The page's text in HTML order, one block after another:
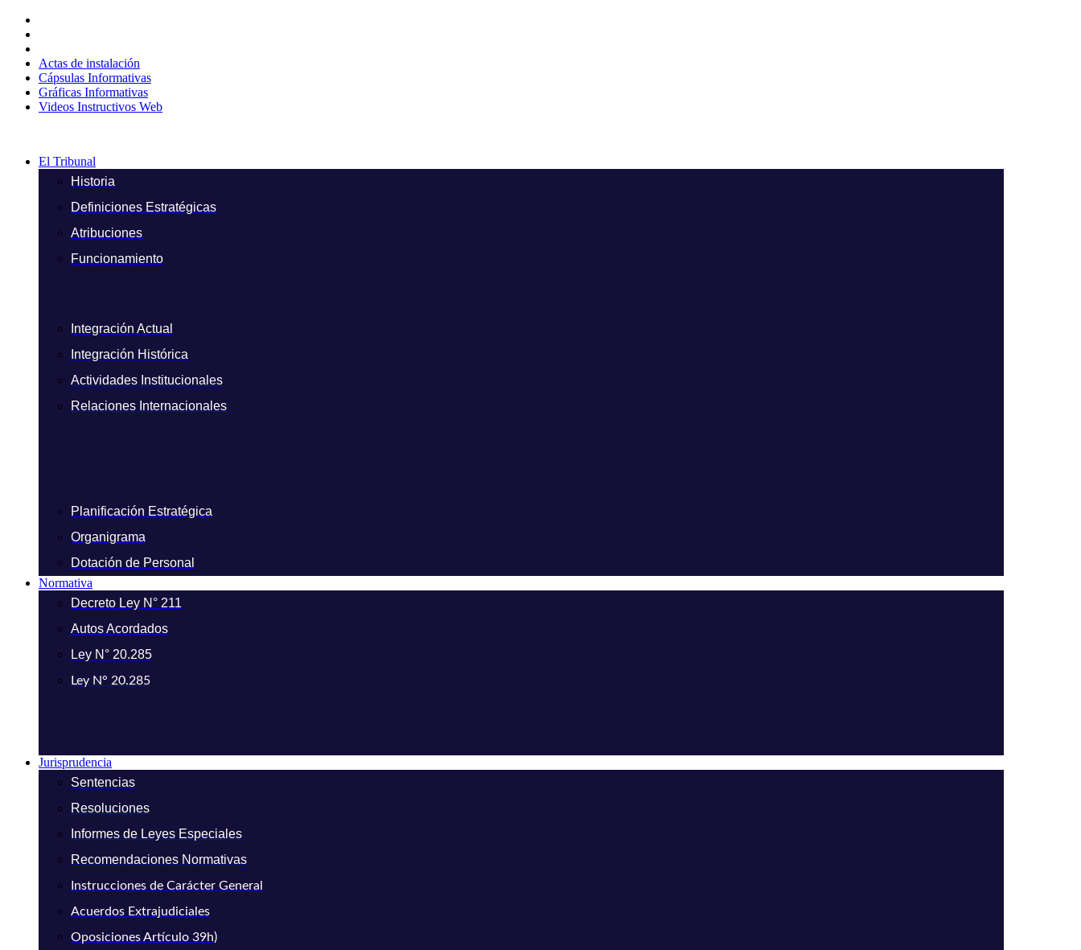
contenido
Actas de instalación
Cápsulas Informativas
Gráficas Informativas
Videos Instructivos Web
El Tribunal
Historia
Definiciones Estratégicas
Atribuciones
Funcionamiento
Integración Actual
Integración Histórica
Actividades Institucionales
Relaciones Internacionales
Planificación Estratégica
Organigrama
Dotación de Personal
Normativa
Decreto Ley N° 211
Autos Acordados
Ley N° 20.285
Ley N° 20.285
Jurisprudencia
Sentencias
Resoluciones
Informes de Leyes Especiales
Recomendaciones Normativas
Instrucciones de Carácter General
Acuerdos Extrajudiciales
Oposiciones Artículo 39h)